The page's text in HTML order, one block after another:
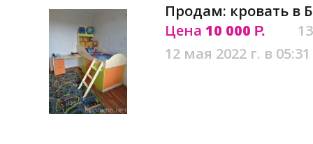
Продам: кровать в
Цена 10 000 Р.
12 мая 2022 г. в 05:31